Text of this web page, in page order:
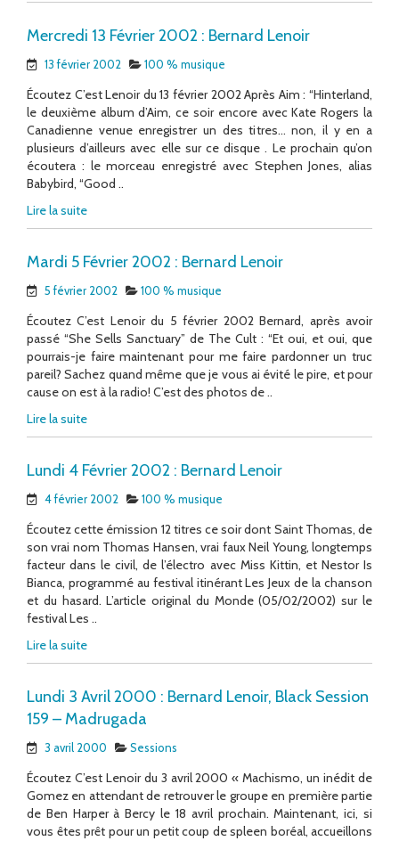
Mercredi 13 Février 2002 : Bernard Lenoir
13 février 2002 100 % musique
Écoutez C’est Lenoir du 13 février 2002 Après Aim : “Hinterland,
le deuxième album d’Aim, ce soir encore avec Kate Rogers la
Canadienne venue enregistrer un des titres… non, il y en a
plusieurs d’ailleurs avec elle sur ce disque . Le prochain qu’on
écoutera : le morceau enregistré avec Stephen Jones, alias
Babybird, “Good ..
Lire la suite
Mardi 5 Février 2002 : Bernard Lenoir
5 février 2002 100 % musique
Écoutez C’est Lenoir du 5 février 2002 Bernard, après avoir
passé “She Sells Sanctuary” de The Cult : “Et oui, et oui, que
pourrais-je faire maintenant pour me faire pardonner un truc
pareil? Sachez quand même que je vous ai évité le pire, et pour
cause on est à la radio! C’est des photos de ..
Lire la suite
Lundi 4 Février 2002 : Bernard Lenoir
4 février 2002 100 % musique
Écoutez cette émission 12 titres ce soir dont Saint Thomas, de
son vrai nom Thomas Hansen, vrai faux Neil Young, longtemps
facteur dans le civil, de l’électro avec Miss Kittin, et Nestor Is
Bianca, programmé au festival itinérant Les Jeux de la chanson
et du hasard. L’article original du Monde (05/02/2002) sur le
festival Les ..
Lire la suite
Lundi 3 Avril 2000 : Bernard Lenoir, Black Session
159 – Madrugada
3 avril 2000 Sessions
Écoutez C’est Lenoir du 3 avril 2000 « Machismo, un inédit de
Gomez en attendant de retrouver le groupe en première partie
de Ben Harper à Bercy le 18 avril prochain. Maintenant, ici, si
vous êtes prêt pour un petit coup de spleen boréal, accueillons